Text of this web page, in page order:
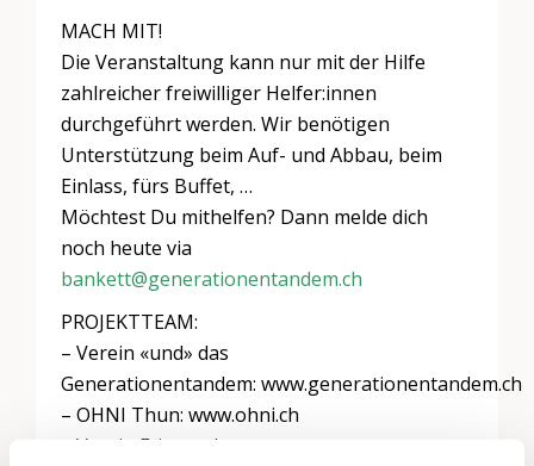
MACH MIT!
Die Veranstaltung kann nur mit der Hilfe
zahlreicher freiwilliger Helfer:innen
durchgeführt werden. Wir benötigen
Unterstützung beim Auf- und Abbau, beim
Einlass, fürs Buffet, …
Möchtest Du mithelfen? Dann melde dich
noch heute via
bankett@generationentandem.ch
PROJEKTTEAM:
– Verein «und» das
Generationentandem: www.generationentandem.ch
– OHNI Thun: www.ohni.ch
– Verein Fritz und